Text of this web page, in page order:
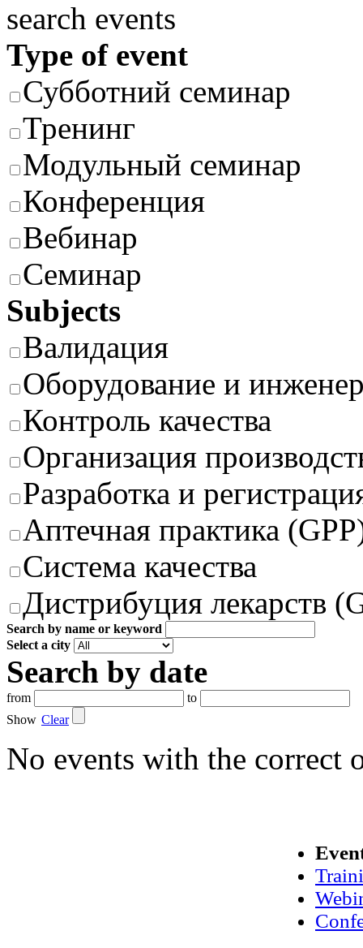
search events
Type of event
Субботний семинар
Тренинг
Модульный семинар
Конференция
Вебинар
Семинар
Subjects
Валидация
Оборудование и
Контроль качества
Организация
Разработка и
Аптечная практика
Система качества
Дистрибуция лекарств
Search by name or keyword
Select a city
Search by date
from
to
Show Clear
No events with the correct